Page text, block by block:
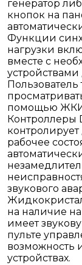
генератор
кнопок на
Функции
нагрузки
вместе с
устройствами
помощью
Контроллеры
рабочее
звукового
на наличие
имеет
пульте
возможность
устройствах.